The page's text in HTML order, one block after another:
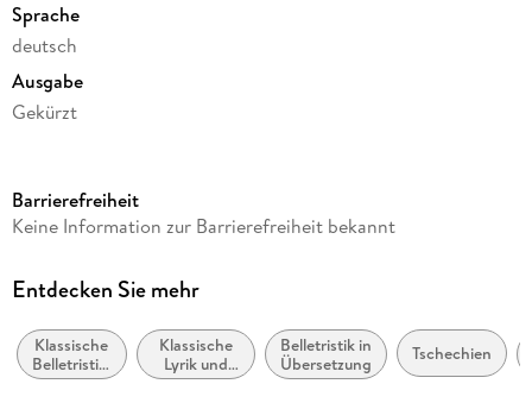
Sprache
deutsch
Ausgabe
Gekürzt
Reihe
Autor/Autorin
Sprecher/Sprecherin
Helmut Qualtinger
Barrierefreiheit
Keine Information zur Barrierefreiheit bekannt
Entdecken Sie mehr
Klassische
Belletristik:
allgemein
Klassische
Lyrik und
Dichtung
Belletristik in
Übersetzung
Tschechien